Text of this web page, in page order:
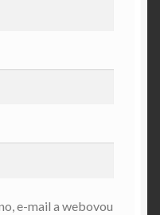
e-mail a webovou